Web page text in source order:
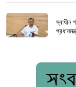
স্বাধীন